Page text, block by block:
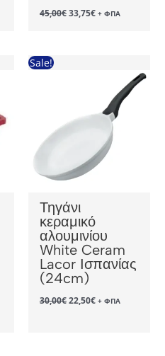
45,00€Original
price
33,75€Η+ ΦΠΑ
Sale!
Τηγάνι
κεραμικό
αλουμινίου
White Ceram
Lacor Ισπανίας
(24cm)
30,00€Original
price
22,50€Η+ ΦΠΑ